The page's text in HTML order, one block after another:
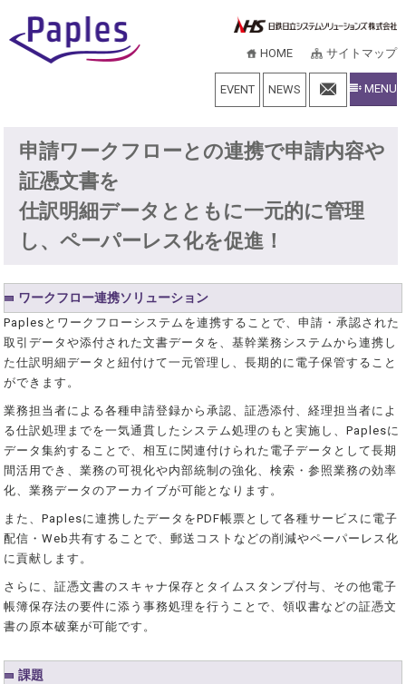
HOME サイトマップ
MENU
NEWS
EVENT
申請ワークフローとの連携で申請内容や
証憑文書を
仕訳明細データとともに一元的に管理
し、ペーパーレス化を促進！
ワークフロー連携ソリューション
Paplesとワークフローシステムを連携することで、申請・承認された
取引データや添付された文書データを、基幹業務システムから連携し
た仕訳明細データと紐付けて一元管理し、長期的に電子保管すること
ができます。
業務担当者による各種申請登録から承認、証憑添付、経理担当者によ
る仕訳処理までを一気通貫したシステム処理のもと実施し、Paplesに
データ集約することで、相互に関連付けられた電子データとして長期
間活用でき、業務の可視化や内部統制の強化、検索・参照業務の効率
化、業務データのアーカイブが可能となります。
また、Paplesに連携したデータをPDF帳票として各種サービスに電子
配信・Web共有することで、郵送コストなどの削減やペーパーレス化
に貢献します。
さらに、証憑文書のスキャナ保存とタイムスタンプ付与、その他電子
帳簿保存法の要件に添う事務処理を行うことで、領収書などの証憑文
書の原本破棄が可能です。
課題